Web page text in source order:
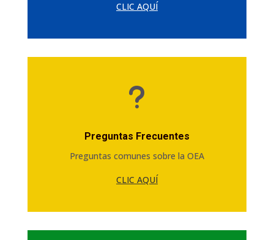
CLIC AQUÍ
u
Preguntas Frecuentes
Preguntas comunes sobre la OEA
CLIC AQUÍ